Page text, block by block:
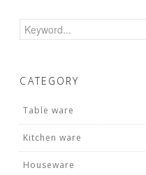
CATEGORY
Table ware
Kitchen ware
Houseware